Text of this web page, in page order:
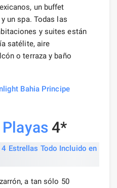
un buffet
un spa. Todas las
y suites están
satélite, aire
o terraza y baño
Bahia Principe
Playas4*
a tan sólo 50